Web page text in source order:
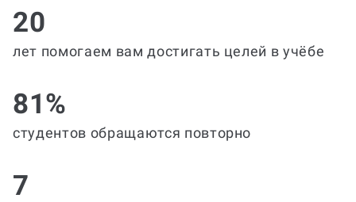
20
лет помогаем вам достигать целей в учёбе
81%
студентов обращаются повторно
7